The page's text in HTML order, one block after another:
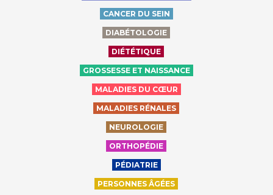
CANCER DU SEIN
DIABÉTOLOGIE
DIÉTÉTIQUE
GROSSESSE ET NAISSANCE
MALADIES DU CŒUR
MALADIES RÉNALES
NEUROLOGIE
ORTHOPÉDIE
PÉDIATRIE
PERSONNES ÂGÉES